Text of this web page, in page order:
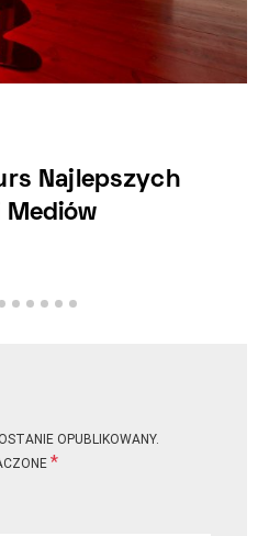
Najlepszych
Mediów
OPUBLIKOWANY.
*